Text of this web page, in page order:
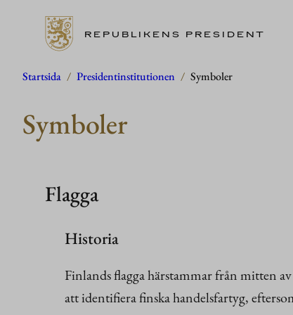
Hoppa
innehåll
REPUBLIKENS PRESIDENT
Startsida / Presidentinstitutionen / Symboler
Symboler
Flagga
Historia
Finlands flagga härstammar från mitten
att identifiera finska handelsfartyg,